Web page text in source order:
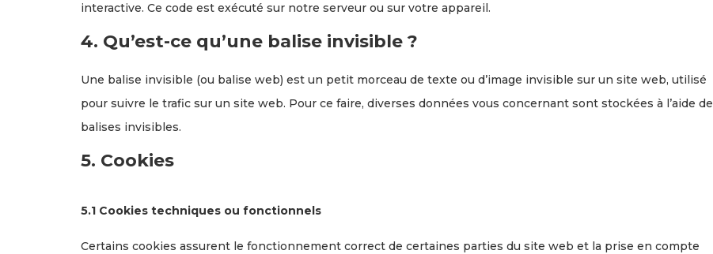
interactive. Ce code est exécuté sur notre serveur ou sur votre appareil.
4. Qu’est-ce qu’une balise invisible ?
Une balise invisible (ou balise web) est un petit morceau de texte ou d’image invisible sur un site web, utilisé
pour suivre le trafic sur un site web. Pour ce faire, diverses données vous concernant sont stockées à l’aide de
balises invisibles.
5. Cookies
5.1 Cookies techniques ou fonctionnels
Certains cookies assurent le fonctionnement correct de certaines parties du site web et la prise en compte